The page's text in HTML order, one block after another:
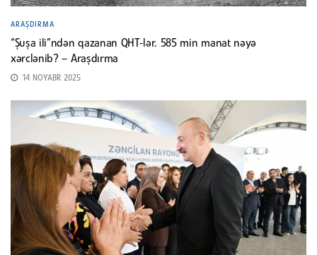
ARAŞDIRMA
“Şuşa ili”ndən qazanan QHT-lər. 585 min manat nəyə
xərclənib? – Araşdırma
14 NOYABR 2025